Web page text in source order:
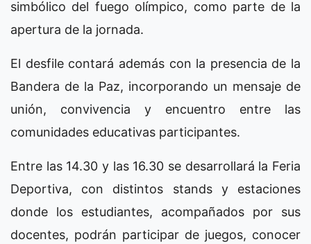
simbólico del fuego olímpico, como parte de la
apertura de la jornada.
El desfile contará además con la presencia de la
Bandera de la Paz, incorporando un mensaje de
unión, convivencia y encuentro entre las
comunidades educativas participantes.
Entre las 14.30 y las 16.30 se desarrollará la Feria
Deportiva, con distintos stands y estaciones
donde los estudiantes, acompañados por sus
docentes, podrán participar de juegos, conocer